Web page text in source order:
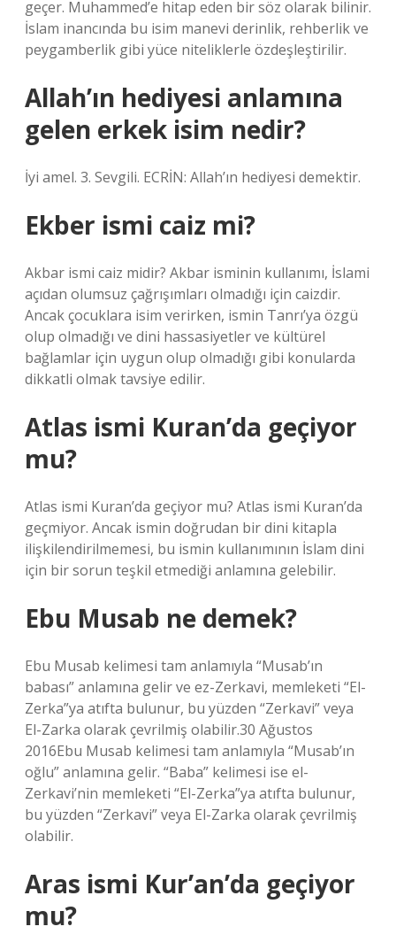
geçer. Muhammed’e hitap eden bir söz olarak bilinir.
İslam inancında bu isim manevi derinlik, rehberlik ve
peygamberlik gibi yüce niteliklerle özdeşleştirilir.
Allah’ın hediyesi anlamına
gelen erkek isim nedir?
İyi amel. 3. Sevgili. ECRİN: Allah’ın hediyesi demektir.
Ekber ismi caiz mi?
Akbar ismi caiz midir? Akbar isminin kullanımı, İslami
açıdan olumsuz çağrışımları olmadığı için caizdir.
Ancak çocuklara isim verirken, ismin Tanrı’ya özgü
olup olmadığı ve dini hassasiyetler ve kültürel
bağlamlar için uygun olup olmadığı gibi konularda
dikkatli olmak tavsiye edilir.
Atlas ismi Kuran’da geçiyor
mu?
Atlas ismi Kuran’da geçiyor mu? Atlas ismi Kuran’da
geçmiyor. Ancak ismin doğrudan bir dini kitapla
ilişkilendirilmemesi, bu ismin kullanımının İslam dini
için bir sorun teşkil etmediği anlamına gelebilir.
Ebu Musab ne demek?
Ebu Musab kelimesi tam anlamıyla “Musab’ın
babası” anlamına gelir ve ez-Zerkavi, memleketi “El-
Zerka”ya atıfta bulunur, bu yüzden “Zerkavi” veya
El-Zarka olarak çevrilmiş olabilir.30 Ağustos
2016Ebu Musab kelimesi tam anlamıyla “Musab’ın
oğlu” anlamına gelir. “Baba” kelimesi ise el-
Zerkavi’nin memleketi “El-Zerka”ya atıfta bulunur,
bu yüzden “Zerkavi” veya El-Zarka olarak çevrilmiş
olabilir.
Aras ismi Kur’an’da geçiyor
mu?